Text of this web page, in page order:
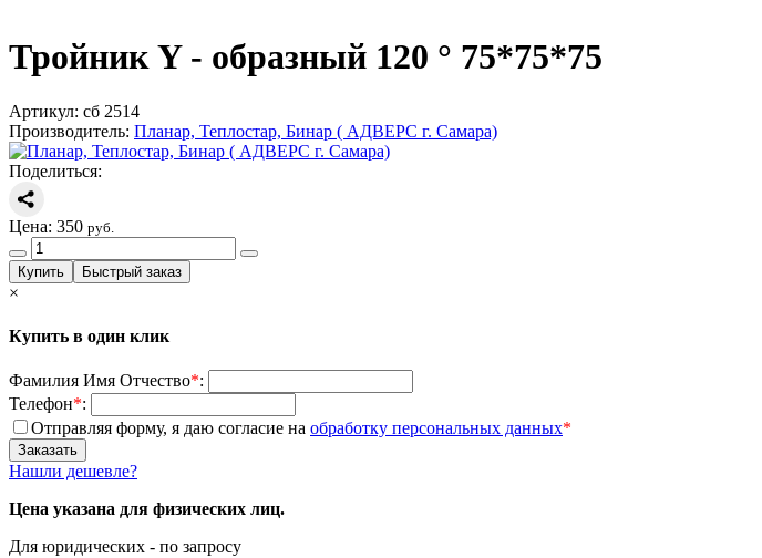
Тройник Y - образный 120 ° 75*75*75
Артикул: сб 2514
Производитель: Планар, Теплостар, Бинар ( АДВЕРС г. Самара)
Поделиться:
Цена: 350 руб.
×
Купить в один клик
Фамилия Имя Отчество*:
Телефон*:
Отправляя форму, я даю согласие на обработку персональных данных*
Нашли дешевле?
Цена указана для физических лиц.
Для юридических - по запросу